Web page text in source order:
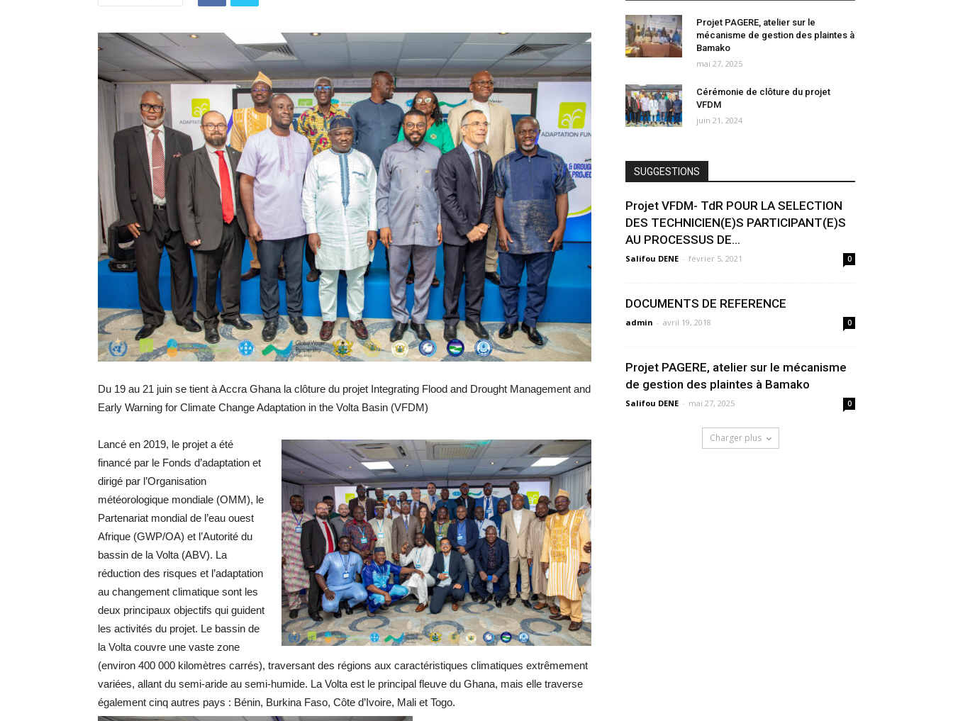
Du 19 au 21 juin se tient à Accra Ghana la clôture du projet Integrating Flood and Drought Management and
Early Warning for Climate Change Adaptation in the Volta Basin (VFDM)
Lancé en 2019, le projet a été
financé par le Fonds d’adaptation et
dirigé par l’Organisation
météorologique mondiale (OMM), le
Partenariat mondial de l’eau ouest
Afrique (GWP/OA) et l’Autorité du
bassin de la Volta (ABV). La
réduction des risques et l’adaptation
au changement climatique sont les
deux principaux objectifs qui guident
les activités du projet. Le bassin de
la Volta couvre une vaste zone
(environ 400 000 kilomètres carrés), traversant des régions aux caractéristiques climatiques extrêmement
variées, allant du semi-aride au semi-humide. La Volta est le principal fleuve du Ghana, mais elle traverse
également cinq autres pays : Bénin, Burkina Faso, Côte d’Ivoire, Mali et Togo.
Projet PAGERE, atelier sur le
mécanisme de gestion des plaintes à
Bamako
mai 27, 2025
Cérémonie de clôture du projet
VFDM
juin 21, 2024
SUGGESTIONS
Projet VFDM- TdR POUR LA SELECTION
DES TECHNICIEN(E)S PARTICIPANT(E)S
AU PROCESSUS DE...
Salifou DENE - février 5, 2021 0
DOCUMENTS DE REFERENCE
admin - avril 19, 2018 0
Projet PAGERE, atelier sur le mécanisme
de gestion des plaintes à Bamako
Salifou DENE - mai 27, 2025 0
Charger plus